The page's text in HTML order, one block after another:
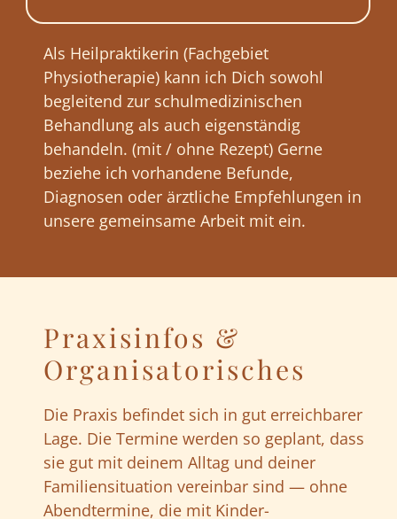
Als Heilpraktikerin (Fachgebiet
Physiotherapie) kann ich Dich sowohl
begleitend zur schulmedizinischen
Behandlung als auch eigenständig
behandeln. (mit / ohne Rezept) Gerne
beziehe ich vorhandene Befunde,
Diagnosen oder ärztliche Empfehlungen in
unsere gemeinsame Arbeit mit ein.
Praxisinfos &
Organisatorisches
Die Praxis befindet sich in gut erreichbarer
Lage. Die Termine werden so geplant, dass
sie gut mit deinem Alltag und deiner
Familiensituation vereinbar sind — ohne
Abendtermine, die mit Kinder-